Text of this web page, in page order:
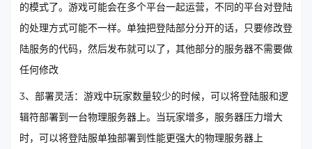
的模式了。游戏可能会在多个平台一起运营，不同的平台对登陆
的处理方式可能不一样。单独把登陆部分分开的话，只要修改登
陆服务的代码，然后发布就可以了，其他部分的服务器不需要做
任何修改
3、部署灵活：游戏中玩家数量较少的时候，可以将登陆服和逻
辑符部署到一台物理服务器上。当玩家增多，服务器压力增大
时，可以将登陆服单独部署到性能更强大的物理服务器上